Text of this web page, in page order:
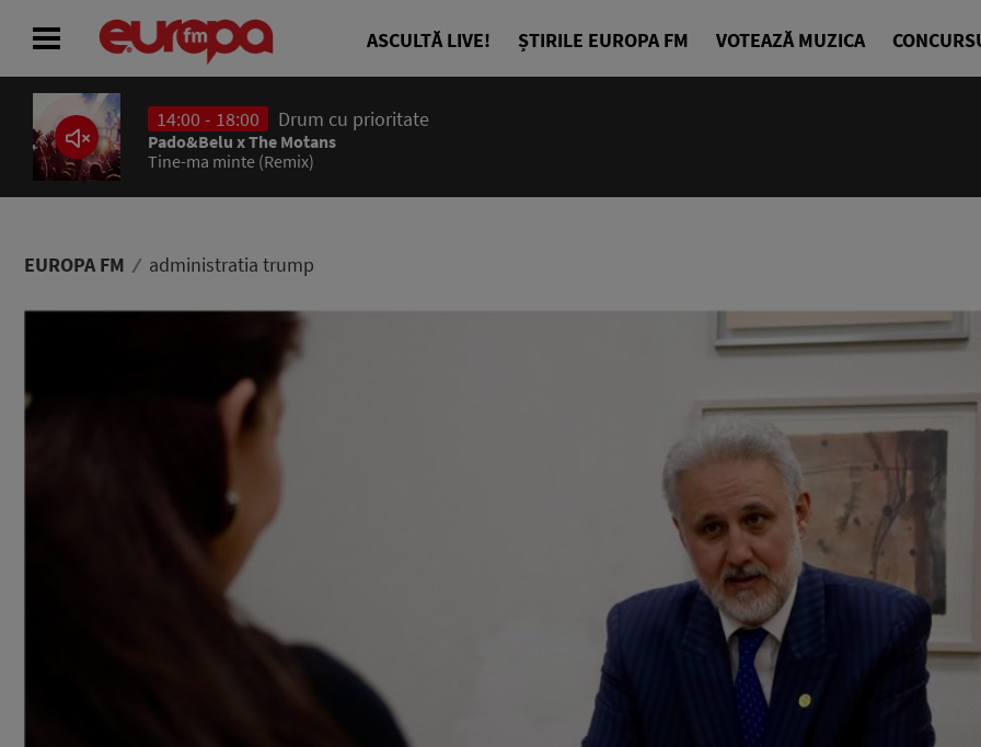
ASCULTĂ LIVE! ȘTIRILE EUROPA FM VOTEAZĂ MUZICA
14:00 - 18:00 Drum cu prioritate
Pado&Belu x The Motans
Tine-ma minte (Remix)
EUROPA FM administratia trump
ACASĂ
ȘTIRI